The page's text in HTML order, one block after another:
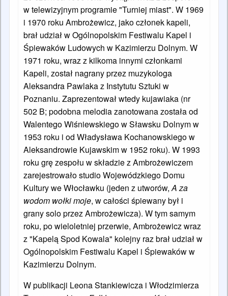
w telewizyjnym programie "Turniej miast". W 1969
i 1970 roku Ambrożewicz, jako członek kapeli,
brał udział w Ogólnopolskim Festiwalu Kapel i
Śpiewaków Ludowych w Kazimierzu Dolnym. W
1971 roku, wraz z kilkoma innymi członkami
Kapeli, został nagrany przez muzykologa
Aleksandra Pawlaka z Instytutu Sztuki w
Poznaniu. Zaprezentował wtedy kujawiaka (nr
502 B; podobna melodia zanotowana została od
Walentego Wiśniewskiego w Sławsku Dolnym w
1953 roku i od Władysława Kochanowskiego w
Aleksandrowie Kujawskim w 1952 roku). W 1993
roku grę zespołu w składzie z Ambrożewiczem
zarejestrowało studio Wojewódzkiego Domu
Kultury we Włocławku (jeden z utworów,A za
wodom wołki moje, w całości śpiewany był i
grany solo przez Ambrożewicza). W tym samym
roku, po wieloletniej przerwie, Ambrożewicz wraz
z "Kapelą Spod Kowala" kolejny raz brał udział w
Ogólnopolskim Festiwalu Kapel i Śpiewaków w
Kazimierzu Dolnym.
W publikacji Leona Stankiewicza i Włodzimierza